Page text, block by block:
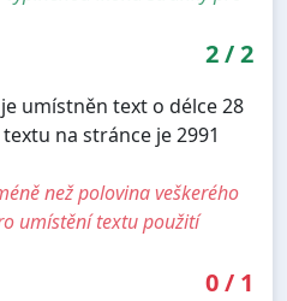
2/2
umístněn text o délce 28
na stránce je 2991
než polovina veškerého
umístění textu použití
0/ 1